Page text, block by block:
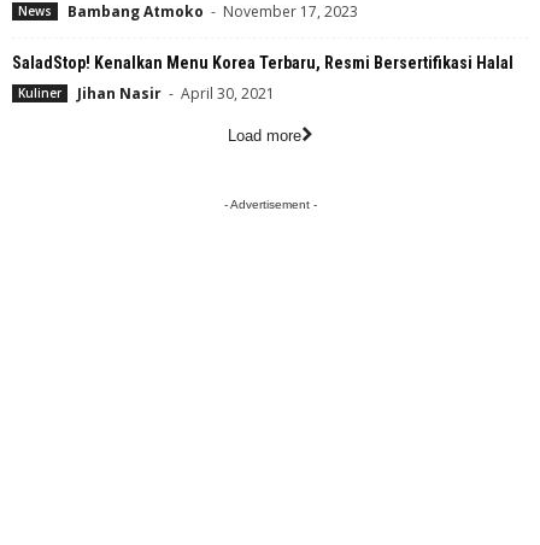
News Bambang Atmoko - November 17, 2023
SaladStop! Kenalkan Menu Korea Terbaru, Resmi Bersertifikasi Halal
Kuliner Jihan Nasir - April 30, 2021
Load more
- Advertisement -